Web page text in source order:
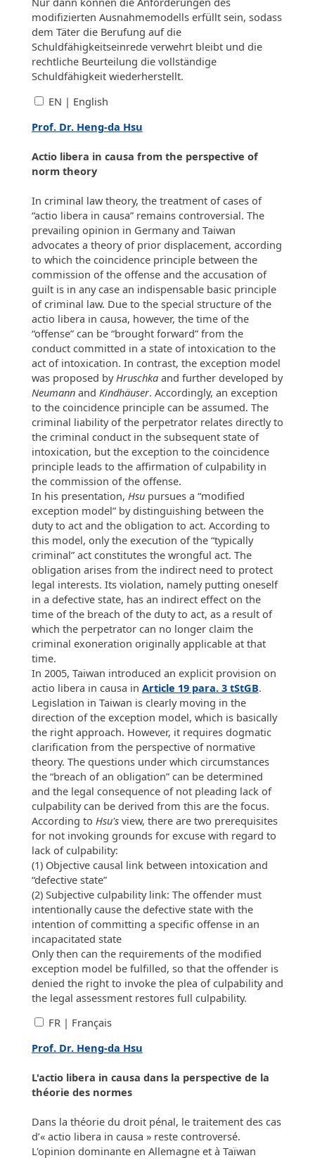
modifizierten Ausnahmemodells erfüllt sein, sodass
dem Täter die Berufung auf die
Schuldfähigkeitseinrede verwehrt bleibt und die
rechtliche Beurteilung die vollständige
Schuldfähigkeit wiederherstellt.
EN | English
Prof. Dr. Heng-da Hsu
Actio libera in causa from the perspective of
norm theory
In criminal law theory, the treatment of cases of
“actio libera in causa” remains controversial. The
prevailing opinion in Germany and Taiwan
advocates a theory of prior displacement, according
to which the coincidence principle between the
commission of the offense and the accusation of
guilt is in any case an indispensable basic principle
of criminal law. Due to the special structure of the
actio libera in causa, however, the time of the
“offense” can be “brought forward” from the
conduct committed in a state of intoxication to the
act of intoxication. In contrast, the exception model
was proposed by Hruschkaand further developed by
Neumannand Kindhäuser. Accordingly, an exception
to the coincidence principle can be assumed. The
criminal liability of the perpetrator relates directly to
the criminal conduct in the subsequent state of
intoxication, but the exception to the coincidence
principle leads to the affirmation of culpability in
the commission of the offense.
In his presentation, Hsupursues a “modified
exception model” by distinguishing between the
duty to act and the obligation to act. According to
this model, only the execution of the “typically
criminal” act constitutes the wrongful act. The
obligation arises from the indirect need to protect
legal interests. Its violation, namely putting oneself
in a defective state, has an indirect effect on the
time of the breach of the duty to act, as a result of
which the perpetrator can no longer claim the
criminal exoneration originally applicable at that
time.
In 2005, Taiwan introduced an explicit provision on
actio libera in causa in Article 19 para. 3 tStGB.
Legislation in Taiwan is clearly moving in the
direction of the exception model, which is basically
the right approach. However, it requires dogmatic
clarification from the perspective of normative
theory. The questions under which circumstances
the “breach of an obligation” can be determined
and the legal consequence of not pleading lack of
culpability can be derived from this are the focus.
According to Hsu'sview, there are two prerequisites
for not invoking grounds for excuse with regard to
lack of culpability:
(1) Objective causal link between intoxication and
“defective state”
(2) Subjective culpability link: The offender must
intentionally cause the defective state with the
intention of committing a specific offense in an
incapacitated state
Only then can the requirements of the modified
exception model be fulfilled, so that the offender is
denied the right to invoke the plea of culpability and
the legal assessment restores full culpability.
FR | Français
Prof. Dr. Heng-da Hsu
L'actio libera in causa dans la perspective de la
théorie des normes
Dans la théorie du droit pénal, le traitement des cas
d’« actio libera in causa » reste controversé.
L'opinion dominante en Allemagne et à Taïwan